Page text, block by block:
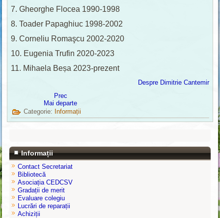
7. Gheorghe Flocea 1990-1998
8. Toader Papaghiuc 1998-2002
9. Corneliu Romaşcu 2002-2020
10. Eugenia Trufin 2020-2023
11. Mihaela Beșa 2023-prezent
Despre Dimitrie Cantemir
Prec
Mai departe
Categorie: Informații
Informații
Contact Secretariat
Bibliotecă
Asociația CEDCSV
Gradații de merit
Evaluare colegiu
Lucrări de reparații
Achiziții